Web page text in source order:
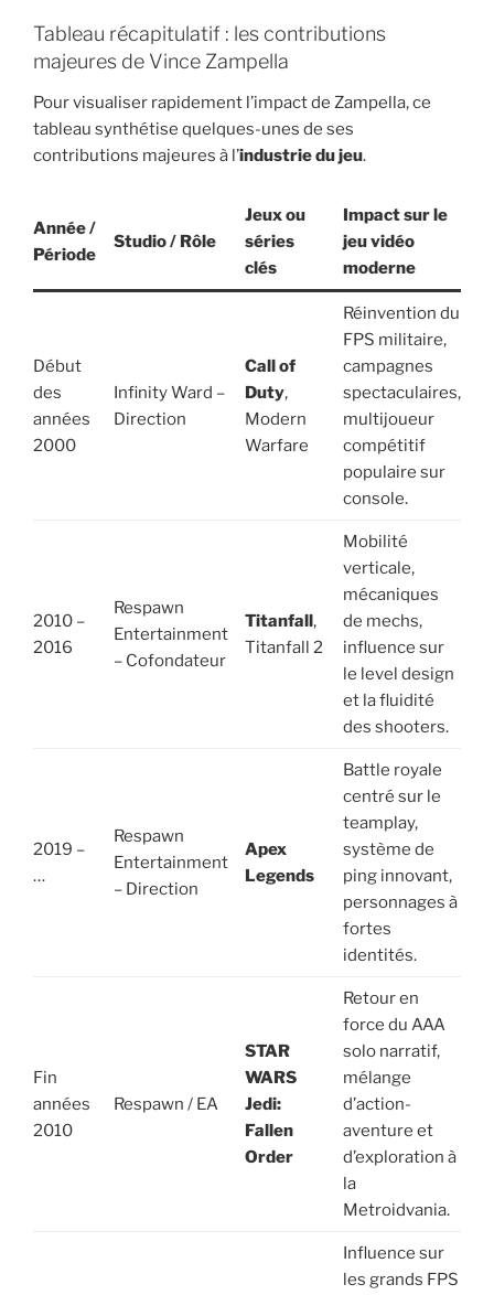
Tableau récapitulatif : les contributions
majeures de Vince Zampella
Pour visualiser rapidement l’impact de Zampella, ce
tableau synthétise quelques-unes de ses
contributions majeures à l’industrie du jeu.
Année /
Période
Studio / Rôle
Jeux ou
séries
clés
Impact sur le
jeu vidéo
moderne
Début
des
années
2000
Infinity Ward –
Direction
Call of
Duty,
Modern
Warfare
Réinvention du
FPS militaire,
campagnes
spectaculaires,
multijoueur
compétitif
populaire sur
console.
2010 –
2016
Respawn
Entertainment
– Cofondateur
Titanfall,
Titanfall 2
Mobilité
verticale,
mécaniques
de mechs,
influence sur
le level design
et la fluidité
des shooters.
2019 –
…
Respawn
Entertainment
– Direction
Apex
Legends
Battle royale
centré sur le
teamplay,
système de
ping innovant,
personnages à
fortes
identités.
Fin
années
2010
Respawn / EA
STAR
WARS
Jedi:
Fallen
Order
Retour en
force du AAA
solo narratif,
mélange
d’action-
aventure et
d’exploration à
la
Metroidvania.
Influence sur
les grands FPS